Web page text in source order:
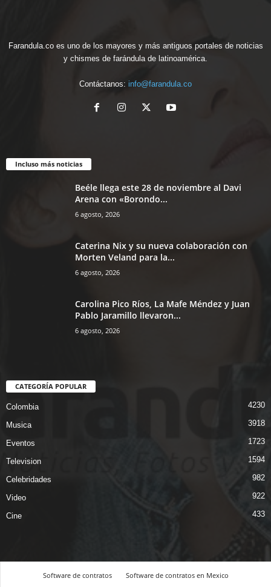
Farandula.co es uno de los mayores y más antiguos portales de noticias
y chismes de farándula de latinoamérica.
Contáctanos: info@farandula.co
Incluso más noticias
Beéle llega este 28 de noviembre al Davi
Arena con «Borondo...
6 agosto, 2026
Caterina Nix y su nueva colaboración con
Morten Veland para la...
6 agosto, 2026
Carolina Pico Ríos, La Mafe Méndez y Juan
Pablo Jaramillo llevaron...
6 agosto, 2026
CATEGORÍA POPULAR
Colombia 4230
Musica 3918
Eventos 1723
Television 1594
Celebridades 982
Video 922
Cine 433
Software de contratos Software de contratos en Mexico